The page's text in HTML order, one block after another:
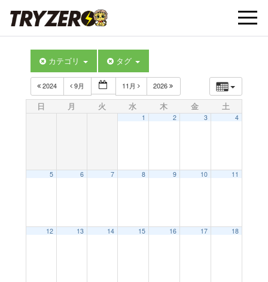
t
カテゴリ タグ
2024 9月 11月 2026
日 月 火 水 木 金 土
1 2 3 4
5 6 7 8 9 10 11
12 13 14 15 16 17 18